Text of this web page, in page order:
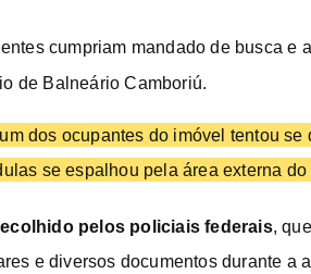
cumpriam mandado de busca e
de Balneário Camboriú.
dos ocupantes do imóvel tentou se
se espalhou pela área externa do
pelos policiais federais,
e diversos documentos durante a